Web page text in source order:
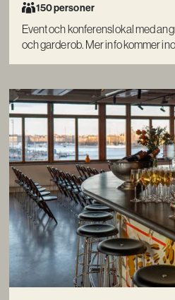
150 personer
Event och konferenslokal med
och garderob. Mer info kommer